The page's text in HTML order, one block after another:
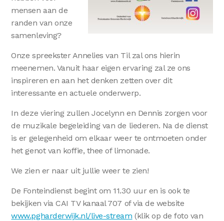
mensen aan de
randen van onze
samenleving?
Onze spreekster Annelies van Til zal ons hierin
meenemen. Vanuit haar eigen ervaring zal ze ons
inspireren en aan het denken zetten over dit
interessante en actuele onderwerp.
In deze viering zullen Jocelynn en Dennis zorgen voor
de muzikale begeleiding van de liederen. Na de dienst
is er gelegenheid om elkaar weer te ontmoeten onder
het genot van koffie, thee of limonade.
We zien er naar uit jullie weer te zien!
De Fonteindienst begint om 11.30 uur en is ook te
bekijken via CAI TV kanaal 707 of via de website
www.pgharderwijk.nl/live-stream (klik op de foto van